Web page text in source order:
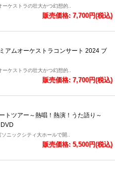
ケストラの壮大かつ幻想的..
販売価格: 7,700円(税込)
ムオーケストラコンサート 2024 ブ
ケストラの壮大かつ幻想的..
販売価格: 7,700円(税込)
トツアー～熱唱！熱演！うた語り～
ニックシティ大ホールで開..
販売価格: 5,500円(税込)